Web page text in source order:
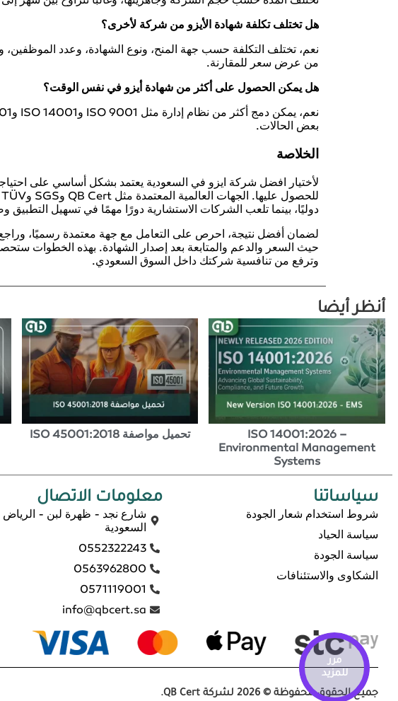
هل تختلف تكلفة شهادة الأيزو من شركة لأخرى؟
نعم، تختلف التكلفة حسب جهة المنح، ونوع الشهادة، وعدد
من عرض سعر للمقارنة.
هل يمكن الحصول على أكثر من شهادة أيزو في نفس الوقت؟
بعض الحالات.
الخلاصة
لأختيار افضل شركة ايزو في السعودية يعتمد بشكل أساسي على
دوليًا، بينما تلعب الشركات الاستشارية دورًا مهمًا في تسهيل التطبيق
لضمان أفضل نتيجة، احرص على التعامل مع جهة معتمدة رسميًا،
حيث السعر والدعم والمتابعة بعد إصدار الشهادة. بهذه الخطوات
وترفع من تنافسية شركتك داخل السوق السعودي.
أنظر أيضا
ISO 14001:2026 –
Environmental Management
Systems
تحميل مواصفة ISO 45001:2018
سياساتنا
شروط استخدام شعار الجودة
سياسة الحياد
سياسة الجودة
الشكاوى والاستئنافات
معلومات الاتصال
شارع نجد - ظهرة لبن -
السعودية
0552322243
0563962800
0571119001
info@qbcert.sa
جميع الحقوق محفوظة © 2026 لشركة QB Cert.
مرر
للمزيد